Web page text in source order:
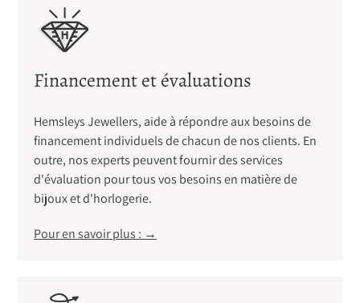
Financement et évaluations
Hemsleys Jewellers, aide à répondre aux besoins de
financement individuels de chacun de nos clients. En
outre, nos experts peuvent fournir des services
d'évaluation pour tous vos besoins en matière de
bijoux et d'horlogerie.
Pour en savoir plus : →